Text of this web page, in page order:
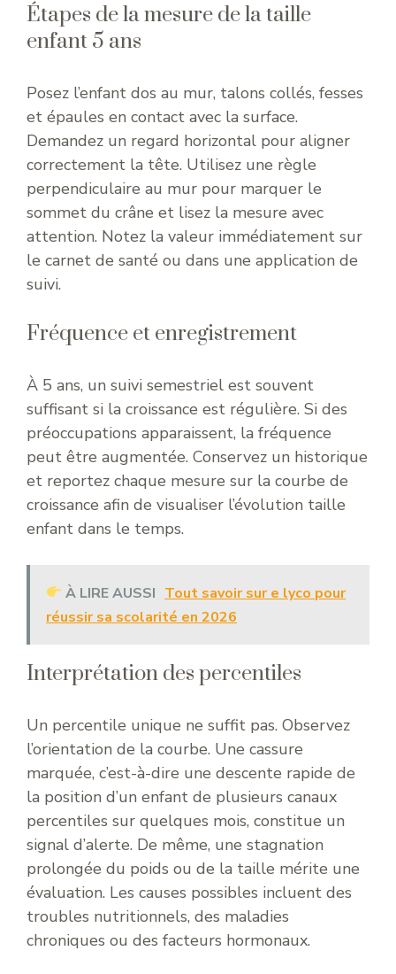
Étapes de la mesure de la taille
enfant 5 ans
Posez l’enfant dos au mur, talons collés, fesses
et épaules en contact avec la surface.
Demandez un regard horizontal pour aligner
correctement la tête. Utilisez une règle
perpendiculaire au mur pour marquer le
sommet du crâne et lisez la mesure avec
attention. Notez la valeur immédiatement sur
le carnet de santé ou dans une application de
suivi.
Fréquence et enregistrement
À 5 ans, un suivi semestriel est souvent
suffisant si la croissance est régulière. Si des
préoccupations apparaissent, la fréquence
peut être augmentée. Conservez un historique
et reportez chaque mesure sur la courbe de
croissance afin de visualiser l’évolution taille
enfant dans le temps.
À LIRE AUSSI Tout savoir sur e lyco pour
réussir sa scolarité en 2026
Interprétation des percentiles
Un percentile unique ne suffit pas. Observez
l’orientation de la courbe. Une cassure
marquée, c’est-à-dire une descente rapide de
la position d’un enfant de plusieurs canaux
percentiles sur quelques mois, constitue un
signal d’alerte. De même, une stagnation
prolongée du poids ou de la taille mérite une
évaluation. Les causes possibles incluent des
troubles nutritionnels, des maladies
chroniques ou des facteurs hormonaux.